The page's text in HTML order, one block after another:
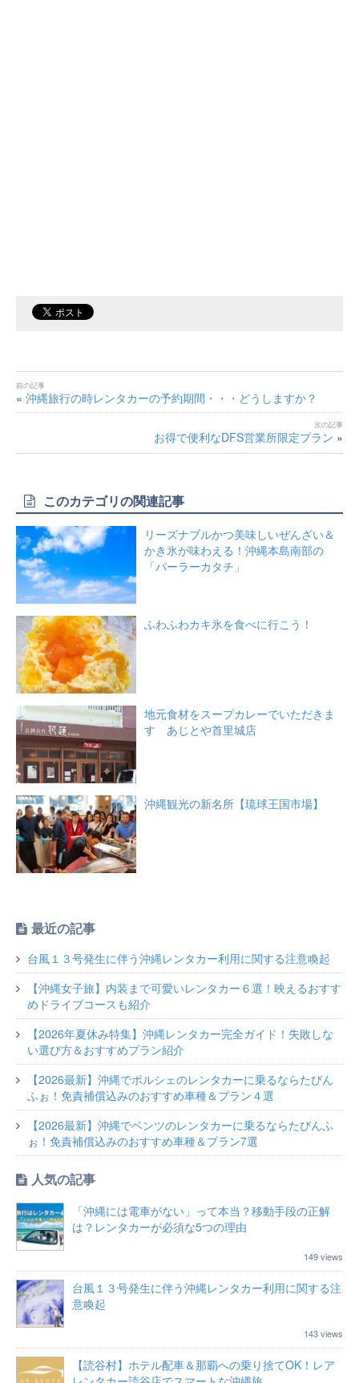
« 沖縄旅行の時レンタカーの予約期間・・・どうしますか？
お得で便利なDFS営業所限定プラン »
このカテゴリの関連記事
リーズナブルかつ美味しいぜんざい＆
かき氷が味わえる！沖縄本島南部の
「パーラーカタチ」
ふわふわカキ氷を食べに行こう！
地元食材をスープカレーでいただきま
す あじとや首里城店
沖縄観光の新名所【琉球王国市場】
最近の記事
台風１３号発生に伴う沖縄レンタカー利用に関する注意喚起
【沖縄女子旅】内装まで可愛いレンタカー６選！映えるおすす
めドライブコースも紹介
【2026年夏休み特集】沖縄レンタカー完全ガイド！失敗しな
い選び方＆おすすめプラン紹介
【2026最新】沖縄でポルシェのレンタカーに乗るならたびん
ふぉ！免責補償込みのおすすめ車種＆プラン４選
【2026最新】沖縄でベンツのレンタカーに乗るならたびんふ
ぉ！免責補償込みのおすすめ車種＆プラン7選
人気の記事
「沖縄には電車がない」って本当？移動手段の正解
は？レンタカーが必須な5つの理由
149 views
台風１３号発生に伴う沖縄レンタカー利用に関する注
意喚起
143 views
【読谷村】ホテル配車＆那覇への乗り捨てOK！レア